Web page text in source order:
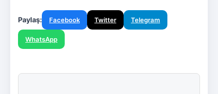
Paylaş: Facebook Twitter Telegram
WhatsApp